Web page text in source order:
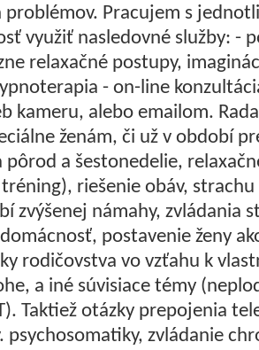
problémov. Pracujem s
využiť nasledovné služby: -
relaxačné postupy,
- on-line
kameru, alebo emailom.
ženám, či už v období
pôrod a šestonedelie,
riešenie obáv,
zvýšenej námahy, zvládania
postavenie ženy
rodičovstva vo vzťahu k
a iné súvisiace témy
Taktiež otázky prepojenia
psychosomatiky, zvládanie